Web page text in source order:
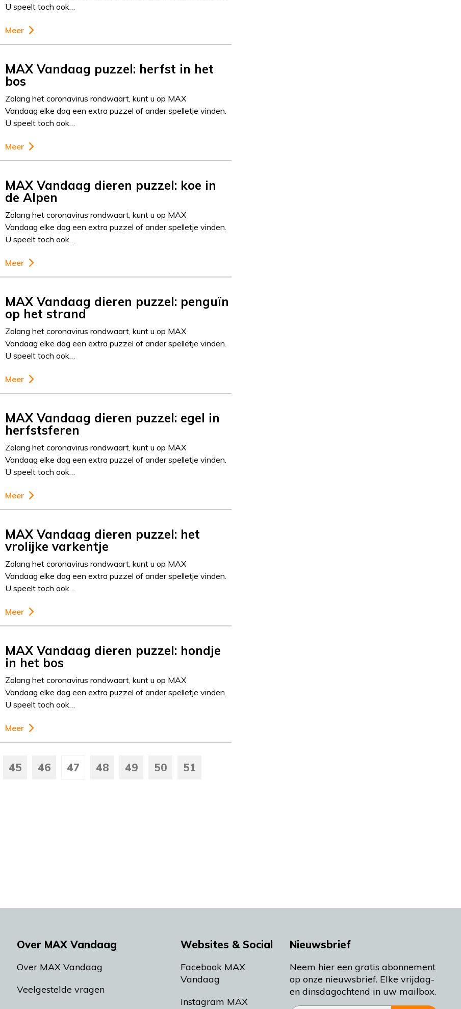
U speelt toch ook…
Meer
MAX Vandaag puzzel: herfst in het
bos
Zolang het coronavirus rondwaart, kunt u op MAX
Vandaag elke dag een extra puzzel of ander spelletje vinden.
U speelt toch ook…
Meer
MAX Vandaag dieren puzzel: koe in
de Alpen
Zolang het coronavirus rondwaart, kunt u op MAX
Vandaag elke dag een extra puzzel of ander spelletje vinden.
U speelt toch ook…
Meer
MAX Vandaag dieren puzzel: penguïn
op het strand
Zolang het coronavirus rondwaart, kunt u op MAX
Vandaag elke dag een extra puzzel of ander spelletje vinden.
U speelt toch ook…
Meer
MAX Vandaag dieren puzzel: egel in
herfstsferen
Zolang het coronavirus rondwaart, kunt u op MAX
Vandaag elke dag een extra puzzel of ander spelletje vinden.
U speelt toch ook…
Meer
MAX Vandaag dieren puzzel: het
vrolijke varkentje
Zolang het coronavirus rondwaart, kunt u op MAX
Vandaag elke dag een extra puzzel of ander spelletje vinden.
U speelt toch ook…
Meer
MAX Vandaag dieren puzzel: hondje
in het bos
Zolang het coronavirus rondwaart, kunt u op MAX
Vandaag elke dag een extra puzzel of ander spelletje vinden.
U speelt toch ook…
Meer
45 46 47 48 49 50 51
Over MAX Vandaag
Over MAX Vandaag
Veelgestelde vragen
Websites & Social
Facebook MAX
Vandaag
Instagram MAX
Nieuwsbrief
Neem hier een gratis abonnement
op onze nieuwsbrief. Elke vrijdag-
en dinsdagochtend in uw mailbox.